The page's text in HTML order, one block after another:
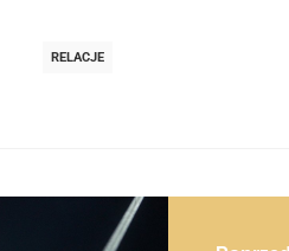
RELACJE